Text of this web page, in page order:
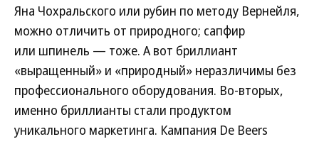
Яна Чохральского или рубин по методу Вернейля,
можно отличить от природного; сапфир
или шпинель — тоже. А вот бриллиант
«выращенный» и «природный» неразличимы без
профессионального оборудования. Во-вторых,
именно бриллианты стали продуктом
уникального маркетинга. Кампания De Beers